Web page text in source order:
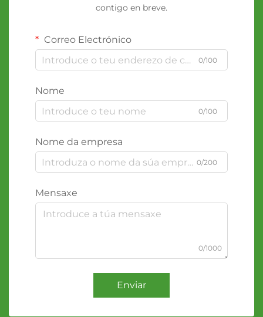
contigo en breve.
Correo Electrónico
0/100
Nome
0/100
Nome da empresa
0/200
Mensaxe
0/1000
Enviar